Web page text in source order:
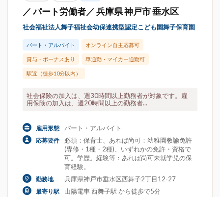
／ パート労働者／ 兵庫県 神戸市 垂水区
社会福祉法人舞子福祉会幼保連携型認定こども園舞子保育園
パート・アルバイト オンライン自主応募可
賞与・ボーナスあり 車通勤・マイカー通勤可
駅近（徒歩10分以内）
社会保険の加入は、週30時間以上勤務者が対象です。雇
用保険の加入は、週20時間以上の勤務者...
雇用形態 パート・アルバイト
応募要件
必須：保育士、あれば尚可：幼稚園教諭免許
(専修・1種・2種)、いずれかの免許・資格で
可。学歴。経験等：あれば尚可未就学児の保
育経験。
勤務地 兵庫県神戸市垂水区西舞子2丁目12-27
最寄り駅 山陽電車 西舞子駅 から徒歩で5分